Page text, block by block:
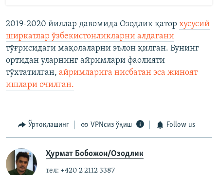
2019-2020 йиллар давомида Озодлик қатор хусусий
ширкатлар ўзбекистонликларни алдагани
тўғрисидаги мақолаларни эълон қилган. Бунинг
ортидан уларнинг айримлари фаолияти
тўхтатилган, айримларига нисбатан эса жиноят
ишлари очилган.
Ўртоқлашинг VPNсиз ўқиш Follow us
Ҳурмат Бобожон/Озодлик
тел: +420 2 2112 3387